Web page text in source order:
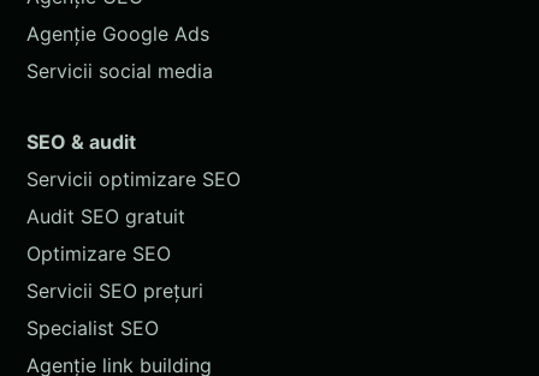
Agenție Google Ads
Servicii social media
SEO & audit
Servicii optimizare SEO
Audit SEO gratuit
Optimizare SEO
Servicii SEO prețuri
Specialist SEO
Agenție link building